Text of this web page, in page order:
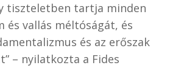
tiszteletben tartja minden
és vallás méltóságát, és
és az erőszak
– nyilatkozta a Fides